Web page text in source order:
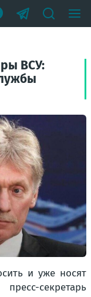
ВСУ:
и уже носят
секретарь